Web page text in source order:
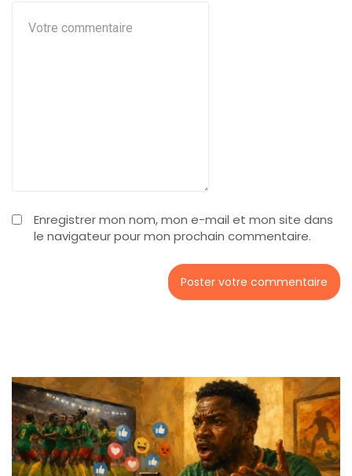
Enregistrer mon nom, mon e-mail et mon site dans
le navigateur pour mon prochain commentaire.